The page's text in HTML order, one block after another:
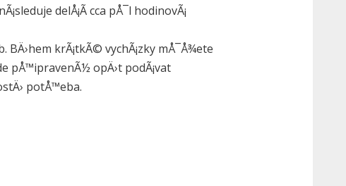
delÅ¡Ã­ cca pÅ¯l hodinovÃ¡
krÃ¡tkÃ© vychÃ¡zky mÅ¯Å¾ete
pÅ™ipravenÃ½ opÄ›t podÃ¡vat
potÅ™eba.